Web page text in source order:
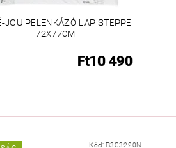
JOU PELENKÁZÓ LAP STEPPE
72X77CM
Ft10 490
Kód: B303220N